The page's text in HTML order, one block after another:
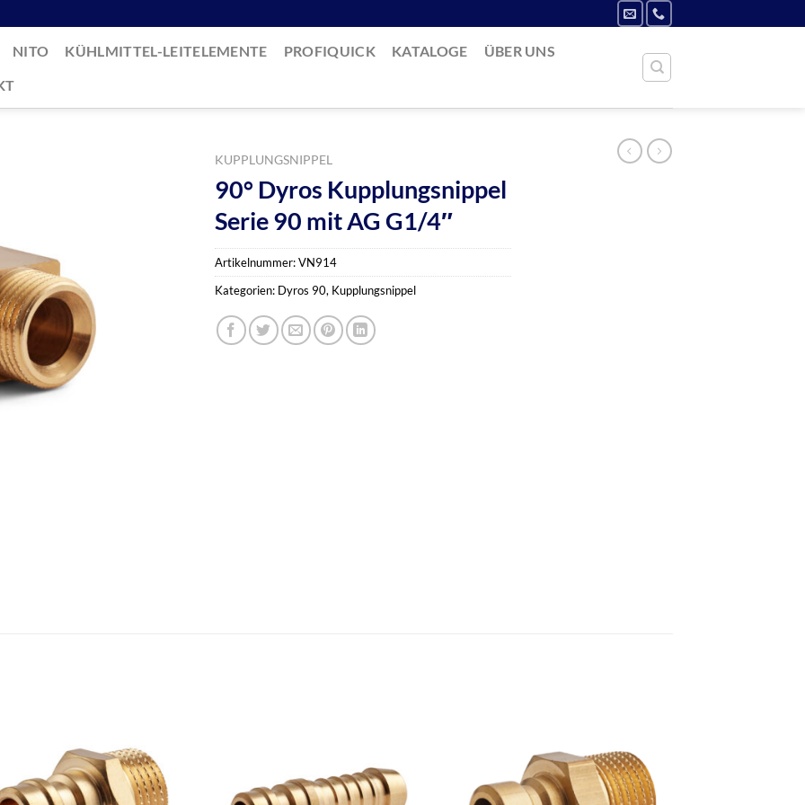
NITO KÜHLMITTEL-LEITELEMENTE PROFIQUICK KATALOGE
ÜBER UNS
KUPPLUNGSNIPPEL
90° Dyros Kupplungsnippel
Serie 90 mit AG G1/4″
Artikelnummer:VN914
Kategorien: Dyros 90, Kupplungsnippel